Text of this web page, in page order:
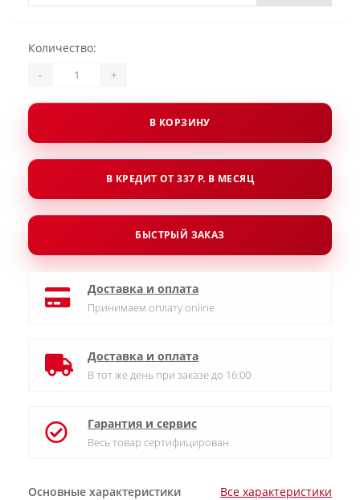
Основные характеристики Все характеристики
Количество:
- +
В КОРЗИНУ
В КРЕДИТ ОТ 337 Р. В МЕСЯЦ
БЫСТРЫЙ ЗАКАЗ
Доставка и оплата
Принимаем оплату online
Доставка и оплата
В тот же день при заказе до 16:00
Гарантия и сервис
Весь товар сертифицирован